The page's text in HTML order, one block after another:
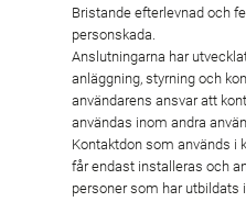
Bristande efterlevnad och
personskada.
Anslutningarna har
anläggning, styrning och
användarens ansvar att
användas inom andra
Kontaktdon som används i
får endast installeras och
personer som har utbildats